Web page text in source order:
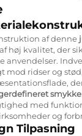
af denne
høj kvalitet, der
anvendelser.
mod ridser og
med
og
Tilpasning